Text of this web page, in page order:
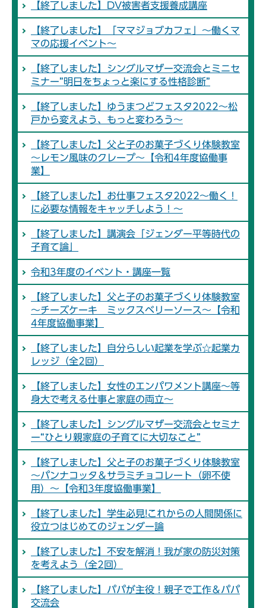
【終了しました】DV被害者支援養成講座
【終了しました】「ママジョブカフェ」～働くマ
マの応援イベント～
【終了しました】シングルマザー交流会とミニセ
ミナー”明日をちょっと楽にする性格診断”
【終了しました】ゆうまつどフェスタ2022～松
戸から変えよう、もっと変わろう～
【終了しました】父と子のお菓子づくり体験教室
～レモン風味のクレープ～【令和4年度協働事
業】
【終了しました】お仕事フェスタ2022～働く！
に必要な情報をキャッチしよう！～
【終了しました】講演会「ジェンダー平等時代の
子育て論」
令和3年度のイベント・講座一覧
【終了しました】父と子のお菓子づくり体験教室
～チーズケーキ ミックスベリーソース～【令和
4年度協働事業】
【終了しました】自分らしい起業を学ぶ☆起業カ
レッジ（全2回）
【終了しました】女性のエンパワメント講座～等
身大で考える仕事と家庭の両立～
【終了しました】シングルマザー交流会とセミナ
ー“ひとり親家庭の子育てに大切なこと”
【終了しました】父と子のお菓子づくり体験教室
～パンナコッタ＆サラミチョコレート（卵不使
用）～【令和3年度協働事業】
【終了しました】学生必見!これからの人間関係に
役立つはじめてのジェンダー論
【終了しました】不安を解消！我が家の防災対策
を考えよう（全2回）
【終了しました】パパが主役！親子で工作＆パパ
交流会